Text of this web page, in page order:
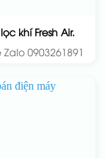
khí Fresh Air.
Zalo 0903261891